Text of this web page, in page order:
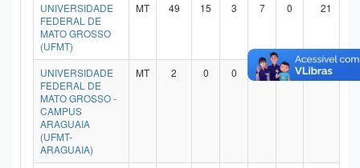
UNIVERSIDADE
FEDERAL DE
MATO GROSSO
(UFMT)
MT 49 15 3 7 0 21
UNIVERSIDADE
FEDERAL DE
MATO GROSSO -
CAMPUS
ARAGUAIA
(UFMT-
ARAGUAIA)
MT 2 0 0 1 0 0